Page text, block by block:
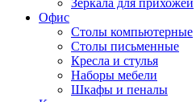
Зеркала для прихожей
Офис
Столы компьютерные
Столы письменные
Кресла и стулья
Наборы мебели
Шкафы и пеналы